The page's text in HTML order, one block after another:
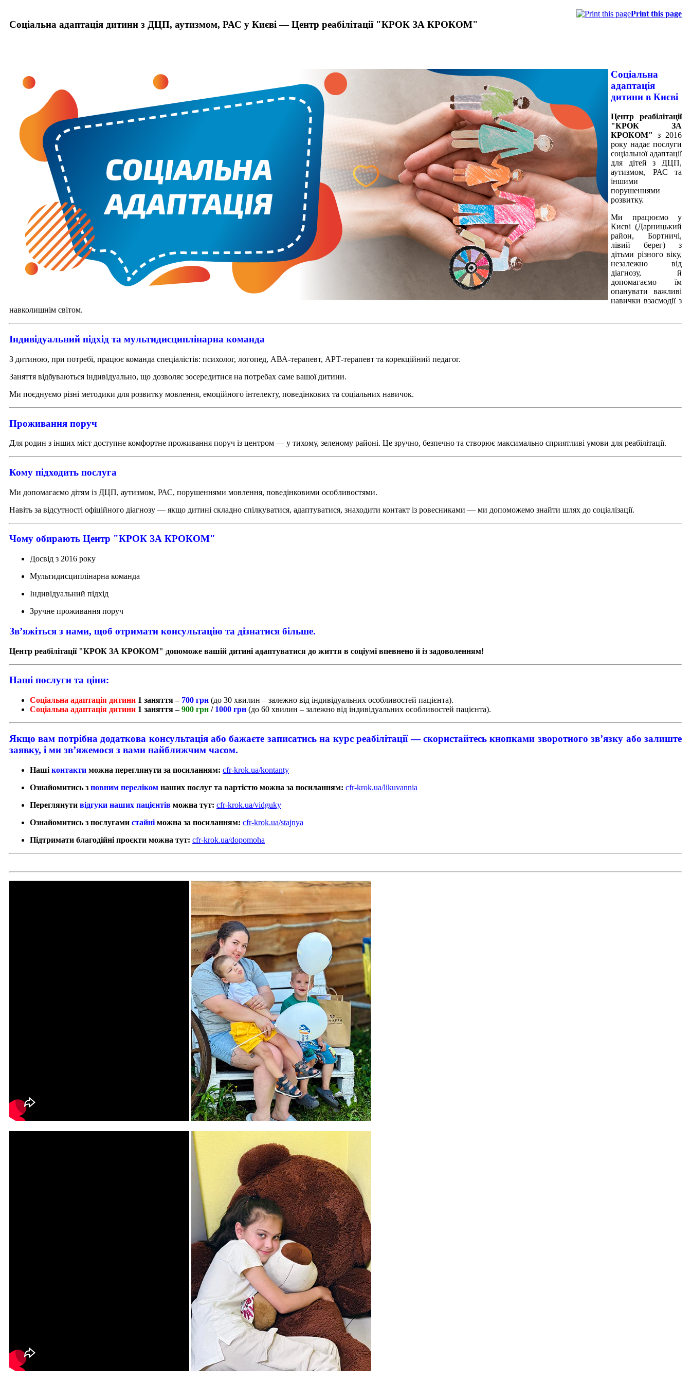
Соціальна адаптація дитини з ДЦП, аутизмом, РАС у Києві — Центр реабілітації "КРОК ЗА КРОКОМ"
Print this page
Соціальна
адаптація
дитини в Києві
Центр реабілітації
"КРОК ЗА
КРОКОМ"
з 2016
року надає послуги
соціальної адаптації
для дітей з ДЦП,
аутизмом, РАС та
іншими
порушеннями
розвитку.
Ми працюємо у
Києві (Дарницький
район, Бортничі,
лівий берег) з
дітьми різного віку,
незалежно від
діагнозу, й
допомагаємо їм
опанувати важливі
навички взаємодії з
навколишнім світом.
Індивідуальний підхід та мультидисциплінарна команда
З дитиною, при потребі, працює команда спеціалістів: психолог, логопед, АВА-терапевт, АРТ-терапевт та корекційний педагог.
Заняття відбуваються індивідуально, що дозволяє зосередитися на потребах саме вашої дитини.
Ми поєднуємо різні методики для розвитку мовлення, емоційного інтелекту, поведінкових та соціальних навичок.
Проживання поруч
Для родин з інших міст доступне комфортне проживання поруч із центром — у тихому, зеленому районі. Це зручно, безпечно та створює максимально сприятливі умови для реабілітації.
Кому підходить послуга
Ми допомагаємо дітям із ДЦП, аутизмом, РАС, порушеннями мовлення, поведінковими особливостями.
Навіть за відсутності офіційного діагнозу — якщо дитині складно спілкуватися, адаптуватися, знаходити контакт із ровесниками — ми допоможемо знайти шлях до соціалізації.
Чому обирають Центр "КРОК ЗА КРОКОМ"
Досвід з 2016 року
Мультидисциплінарна команда
Індивідуальний підхід
Зручне проживання поруч
Зв’яжіться з нами, щоб отримати консультацію та дізнатися більше.
Центр реабілітації "КРОК ЗА КРОКОМ" допоможе вашій дитині адаптуватися до життя в соціумі впевнено й із задоволенням!
Наші послуги та ціни:
Соціальна адаптація дитини 1 заняття –700 грн (до 30 хвилин – залежно від індивідуальних особливостей пацієнта).
Соціальна адаптація дитини 1 заняття –900 грн / 1000 грн (до 60 хвилин – залежно від індивідуальних особливостей пацієнта).
Якщо вам потрібна додаткова консультація або бажаєте записатись на курс реабілітації — скористайтесь кнопками зворотного зв’язку або залиште
заявку, і ми зв’яжемося з вами найближчим часом.
Наші контакти можна переглянути за посиланням: cfr-krok.ua/kontanty
Ознайомитись з повним переліком наших послуг та вартістю можна за посиланням: cfr-krok.ua/likuvannia
Переглянути відгуки наших пацієнтів можна тут: cfr-krok.ua/vidguky
Ознайомитись з послугами стайні можна за посиланням: cfr-krok.ua/stajnya
Підтримати благодійні проєкти можна тут: cfr-krok.ua/dopomoha